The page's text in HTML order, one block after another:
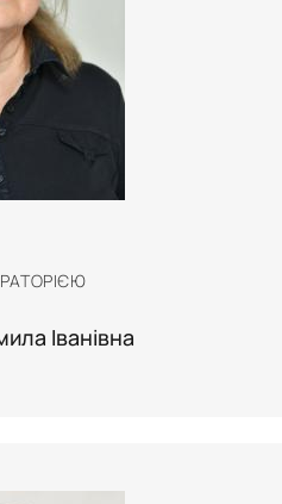
Іванівна